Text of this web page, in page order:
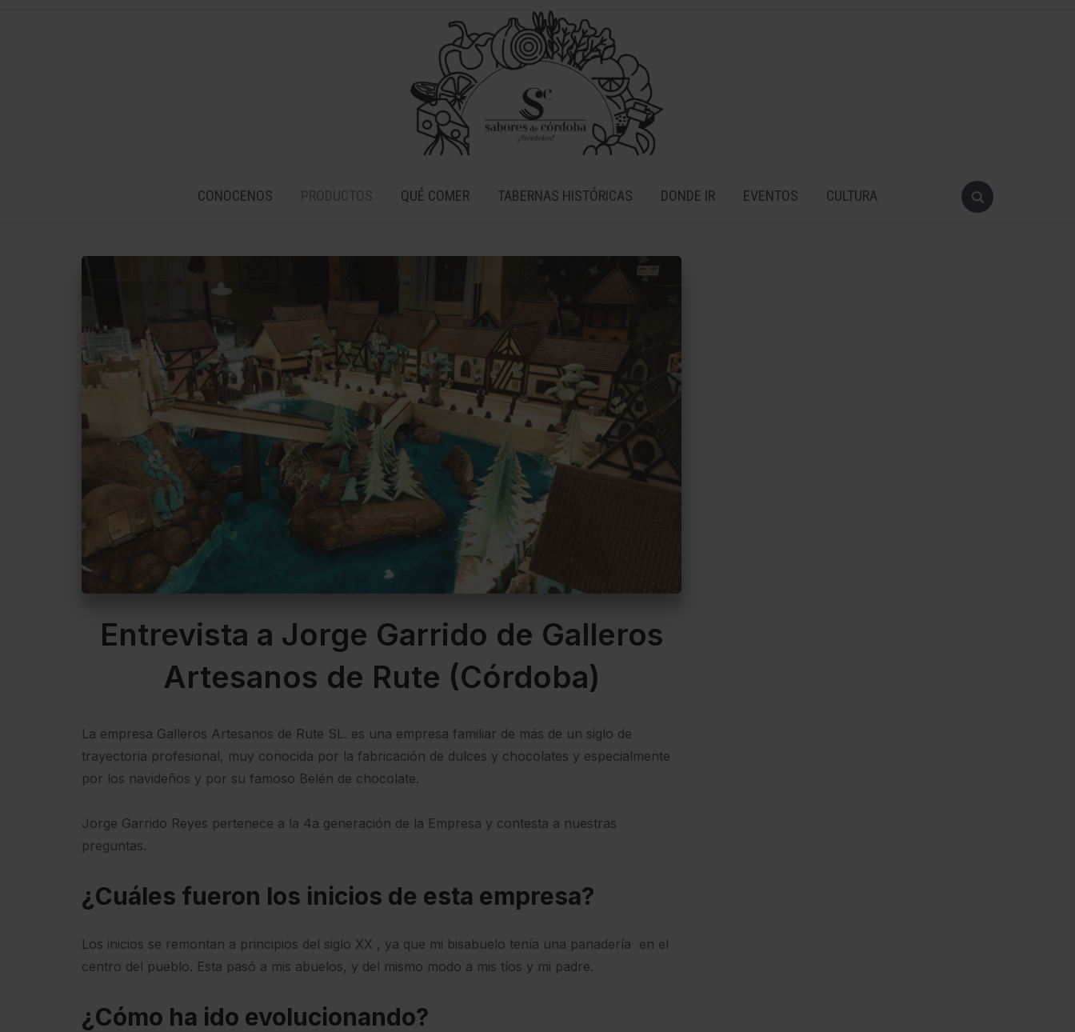
CONOCENOS PRODUCTOS QUÉ COMER TABERNAS HISTÓRICAS DONDE IR EVENTOS CULTURA
Entrevista a Jorge Garrido de Galleros
Artesanos de Rute (Córdoba)
La empresa Galleros Artesanos de Rute SL. es una empresa familiar de más de un siglo de
trayectoria profesional, muy conocida por la fabricación de dulces y chocolates y especialmente
por los navideños y por su famoso Belén de chocolate.
Jorge Garrido Reyes pertenece a la 4a generación de la Empresa y contesta a nuestras
preguntas.
¿Cuáles fueron los inicios de esta empresa?
Los inicios se remontan a principios del siglo XX , ya que mi bisabuelo tenía una panadería en el
centro del pueblo. Esta pasó a mis abuelos, y del mismo modo a mis tíos y mi padre.
¿Cómo ha ido evolucionando?